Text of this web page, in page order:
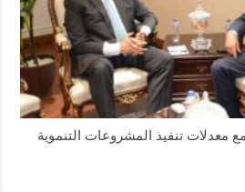
مع معدلات تنفيذ المشروعات التنموية